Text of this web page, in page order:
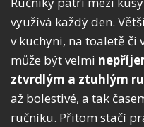
využívá každý den.
v kuchyni, na toaletě či
může být velmi
ztvrdlým a ztuhlým
až bolestivé, a tak
ručníku. Přitom stačí